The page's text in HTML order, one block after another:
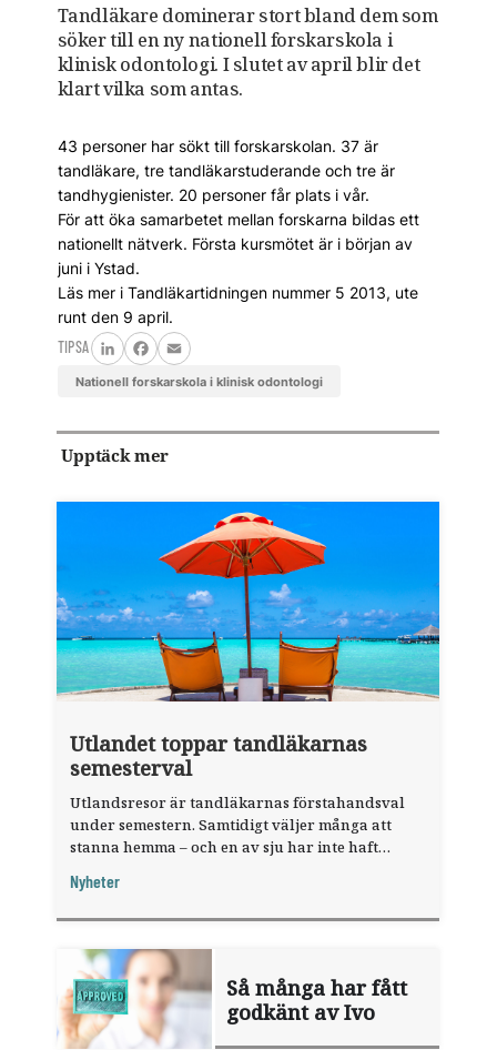
Tandläkare dominerar stort bland dem som
söker till en ny nationell forskarskola i
klinisk odontologi. I slutet av april blir det
klart vilka som antas.
43 personer har sökt till forskarskolan. 37 är
tandläkare, tre tandläkarstuderande och tre är
tandhygienister. 20 personer får plats i vår.
För att öka samarbetet mellan forskarna bildas ett
nationellt nätverk. Första kursmötet är i början av
juni i Ystad.
Läs mer i Tandläkartidningen nummer 5 2013, ute
runt den 9 april.
TIPSA
LinkedInFacebook
Email
nationell forskarskola i klinisk odontologi
Upptäck mer
Utlandet toppar tandläkarnas
semesterval
Utlandsresor är tandläkarnas förstahandsval
under semestern. Samtidigt väljer många att
stanna hemma – och en av sju har inte haft
fråga".
Nyheter
Så många har fått
godkänt av Ivo